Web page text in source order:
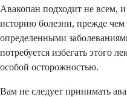
Авакопан подходит не всем,
историю болезни, прежде чем
определенными
потребуется избегать этого
особой осторожностью.
Вам не следует принимать